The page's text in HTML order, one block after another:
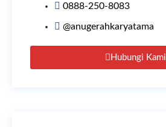
0888-250-8083
@anugerahkaryatama
Hubungi Kami